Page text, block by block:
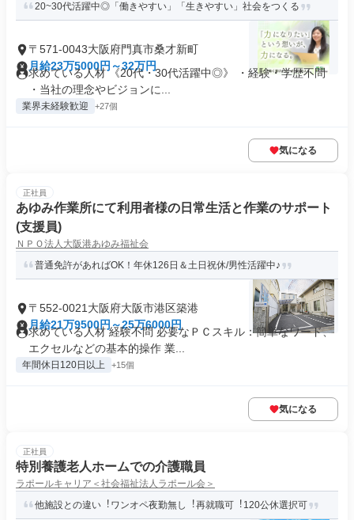
20~30代活躍中◎「働きやすい」「生きやすい」社会をつくる
〒571-0043大阪府門真市桑才新町
月給23万5000円～32万円
求めている人材 《20代・30代活躍中◎》 ・経験・学歴不問
・当社の理念やビジョンに...
業界未経験歓迎 +27個
気になる
正社員
あゆみ作業所にて利用者様の日常生活と作業のサポート
(支援員)
ＮＰＯ法人大阪港あゆみ福祉会
普通免許があればOK！年休126日＆土日祝休/男性活躍中♪
〒552-0021大阪府大阪市港区築港
月給21万9500円～25万6000円
求めている人材 経験不問 必要なＰＣスキル：簡単なワード、
エクセルなどの基本的操作 業...
年間休日120日以上 +15個
気になる
正社員
特別養護老人ホームでの介護職員
ラポールキャリア＜社会福祉法人ラポール会＞
他施設との違い︕ワンオペ夜勤無し︕再就職可︕120公休選択可